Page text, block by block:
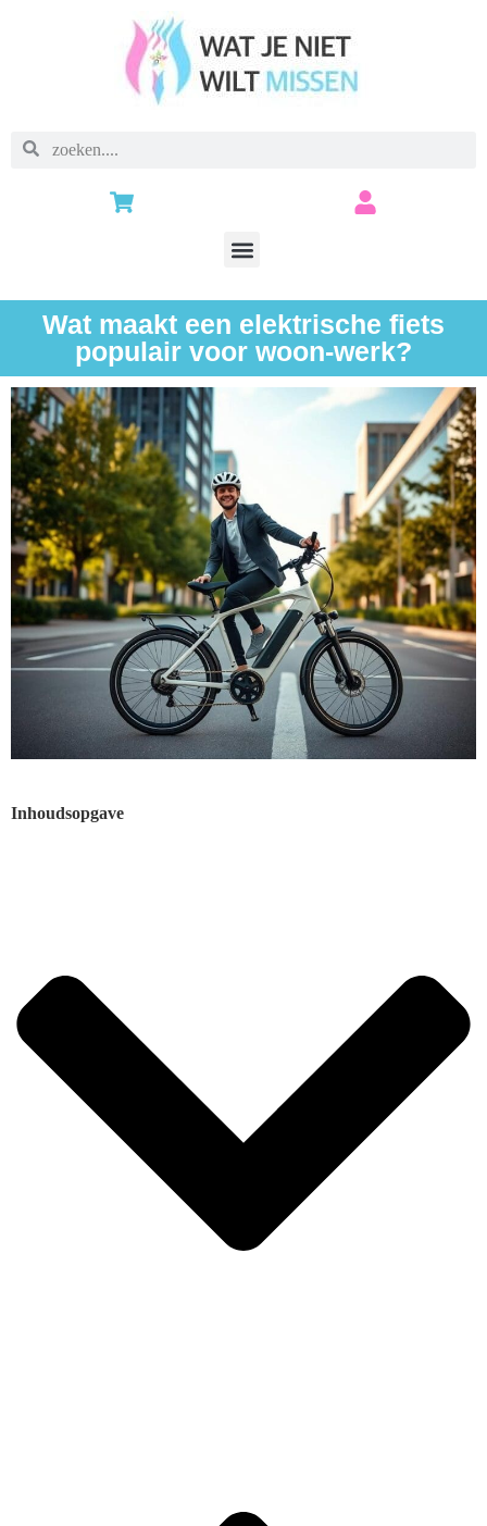
Wat maakt een elektrische fiets
populair voor woon-werk?
Inhoudsopgave